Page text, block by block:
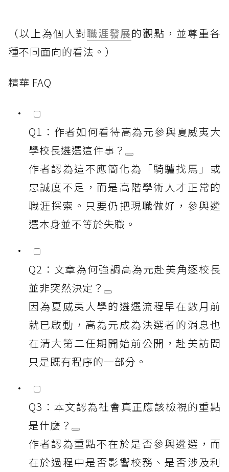
（以上為個人對職涯發展的觀點，並尊重各
種不同面向的看法。）
精華 FAQ
Q1：作者如何看待高為元參與夏威夷大
學校長遴選這件事？
作者認為這不應簡化為「騎驢找馬」或
忠誠度不足，而是高階學術人才正常的
職涯探索。只要仍把現職做好，參與遴
選本身並不等於失職。
Q2：文章為何強調高為元赴美角逐校長
並非突然決定？
因為夏威夷大學的遴選流程早在數月前
就已啟動，高為元成為決選者的消息也
在清大第二任期開始前公開，赴美訪問
只是既有程序的一部分。
Q3：本文認為社會真正應該檢視的重點
是什麼？
作者認為重點不在於是否參與遴選，而
在於過程中是否影響校務、是否涉及利